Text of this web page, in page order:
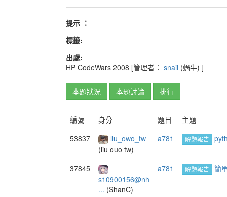
提示 ：
標籤:
出處:
HP CodeWars 2008 [管理者： snail (蝸牛) ]
本題狀況 本題討論 排行
編號 身分 題目
主題
53837
liu_owo_tw
(liu ouo tw)
a781 解題報告
37845
s10900156@nh
... (ShanC)
a781 解題報告 簡